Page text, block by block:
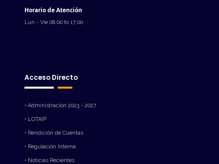
Horario de Atención
Lun - Vie 08:00 to 17:00
Acceso Directo
• Administración 2023 - 2027
• LOTAIP
• Rendición de Cuentas
• Regulación Interna
• Noticias Recientes